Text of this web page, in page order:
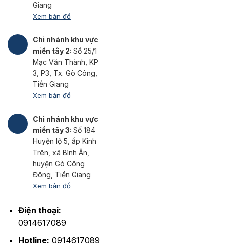
Giang
Xem bản đồ
Chi nhánh khu vực
miền tây 2: Số 25/1
Mạc Văn Thành, KP
3, P3, Tx. Gò Công,
Tiền Giang
Xem bản đồ
Chi nhánh khu vực
miền tây 3: Số 184
Huyện lộ 5, ấp Kinh
Trên, xã Bình Ân,
huyện Gò Công
Đông, Tiền Giang
Xem bản đồ
Điện thoại:
0914617089
Hotline: 0914617089